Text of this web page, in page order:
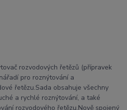
rozvodových řetězů (přípravek
pro roznýtování a
řetězu.Sada obsahuje všechny
a rychlé roznýtování, a také
rozvodového řetězu.Nově spojený